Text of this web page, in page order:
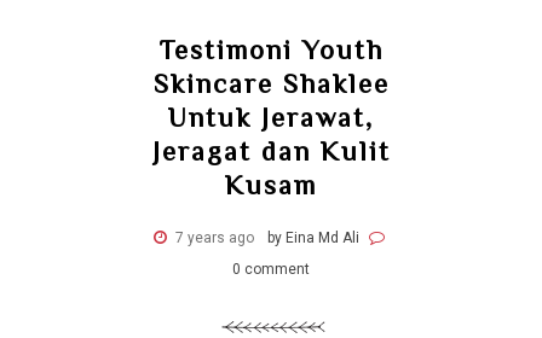
Testimoni Youth
Skincare Shaklee
Untuk Jerawat,
Jeragat dan Kulit
Kusam
7 years ago
by Eina Md Ali
0 comment